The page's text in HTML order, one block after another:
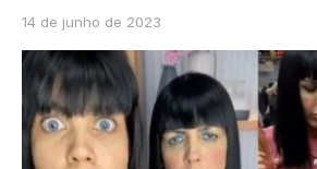
14 de junho de 2023